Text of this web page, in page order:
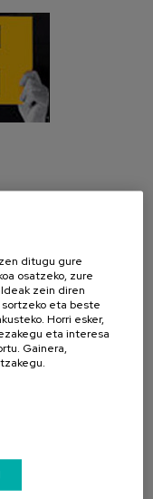
ditugu gure
osatzeko, zure
zein diren
eta beste
Horri esker,
eta interesa
Gainera,